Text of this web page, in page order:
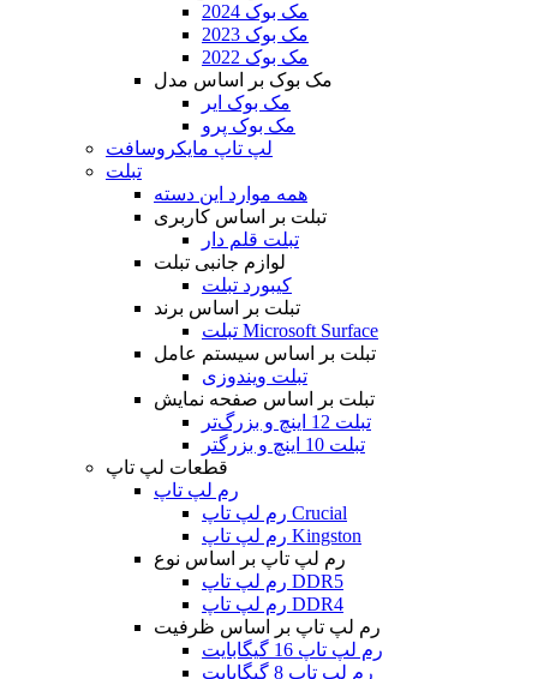
مک بوک 2024
مک بوک 2023
مک بوک 2022
مک بوک بر اساس مدل
مک بوک ایر
مک بوک پرو
لپ تاپ مایکروسافت
تبلت
همه موارد این دسته
تبلت بر اساس کاربری
تبلت قلم دار
لوازم جانبی تبلت
کیبورد تبلت
تبلت بر اساس برند
تبلت Microsoft Surface
تبلت بر اساس سیستم عامل
تبلت ویندوزی
تبلت بر اساس صفحه نمایش
تبلت 12 اینچ و بزرگ‌تر
تبلت 10 اینچ و بزرگتر
قطعات لپ تاپ
رم لپ تاپ
رم لپ تاپ Crucial
رم لپ تاپ Kingston
رم لپ تاپ بر اساس نوع
رم لپ تاپ DDR5
رم لپ تاپ DDR4
رم لپ تاپ بر اساس ظرفیت
رم لپ تاپ 16 گیگابایت
رم لپ تاپ 8 گیگابایت